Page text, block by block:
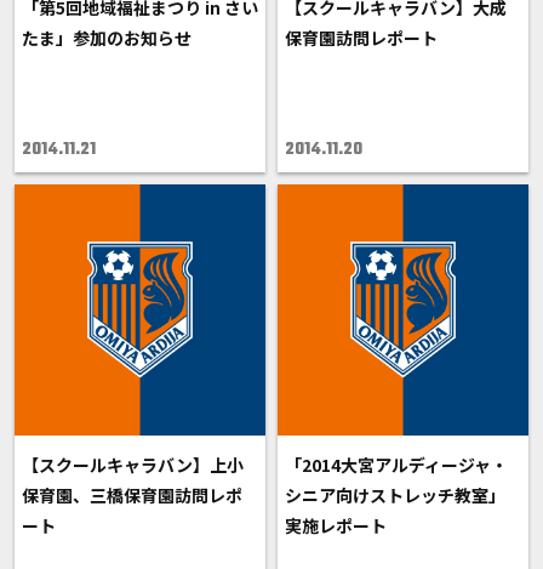
「第5回地域福祉まつり in さい
たま」参加のお知らせ
2014.11.21
【スクールキャラバン】大成
保育園訪問レポート
2014.11.20
【スクールキャラバン】上小
保育園、三橋保育園訪問レポ
ート
「2014大宮アルディージャ・
シニア向けストレッチ教室」
実施レポート